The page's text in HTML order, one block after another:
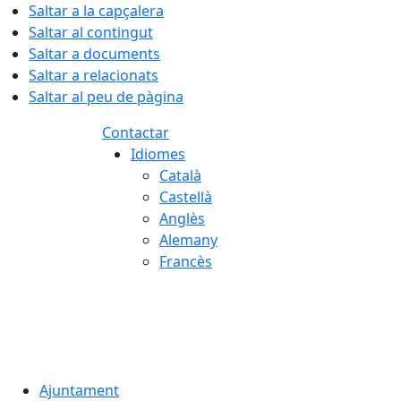
Saltar a la capçalera
Saltar al contingut
Saltar a documents
Saltar a relacionats
Saltar al peu de pàgina
Contactar
Idiomes
Català
Castellà
Anglès
Alemany
Francès
Ajuntament